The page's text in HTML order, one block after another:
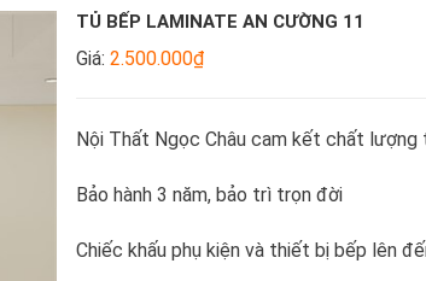
TỦ BẾP LAMINATE AN CƯỜNG 11
Giá:2.500.000₫
Nội Thất Ngọc Châu cam kết chất lượng
Bảo hành 3 năm, bảo trì trọn đời
Chiếc khấu phụ kiện và thiết bị bếp lên